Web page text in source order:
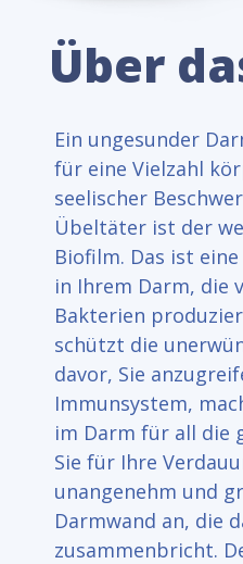
Über
Ein ungesunder
für eine Vielzahl
seelischer
Übeltäter ist der
Biofilm. Das ist
in Ihrem Darm, die
Bakterien
schützt die
davor, Sie
Immunsystem,
im Darm für all die
Sie für Ihre
unangenehm und
Darmwand an, die
zusammenbricht.